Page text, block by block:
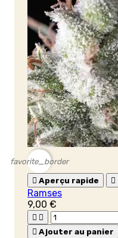
favorite_border
 Aperçu rapide 
Ramses
9,00 €
 
 Ajouter au panier